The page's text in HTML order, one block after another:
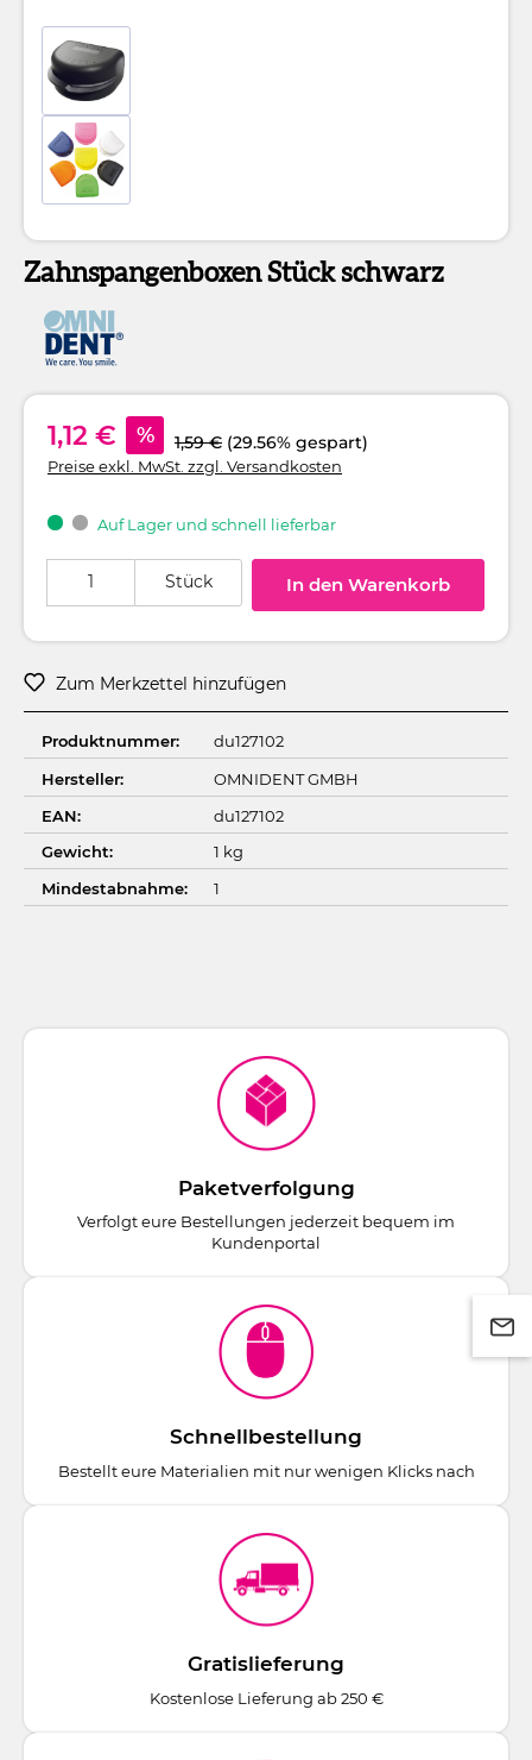
Zahnspangenboxen Stück schwarz
1,12 € % 1,59 € (29.56% gespart)
Preise exkl. MwSt. zzgl. Versandkosten
Auf Lager und schnell lieferbar
Stück In den Warenkorb
Zum Merkzettel hinzufügen
Produktnummer:
du127102
Hersteller:
OMNIDENT GMBH
EAN:
du127102
Gewicht:
1 kg
Mindestabnahme:
1
Paketverfolgung
Verfolgt eure Bestellungen jederzeit bequem im
Kundenportal
Schnellbestellung
Bestellt eure Materialien mit nur wenigen Klicks nach
Gratislieferung
Kostenlose Lieferung ab 250 €